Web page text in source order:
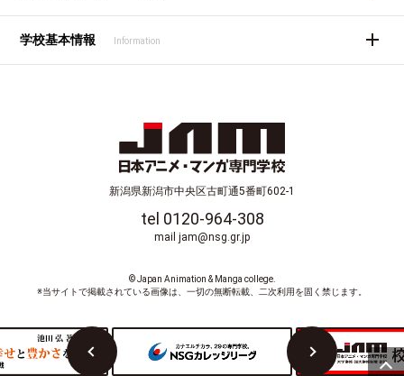
学校基本情報 Information
新潟県新潟市中央区古町通5番町602-1
tel 0120-964-308
mail jam@nsg.gr.jp
© Japan Animation & Manga college.
※当サイトで掲載されている画像は、一切の無断転載、二次利用を固く禁じます。